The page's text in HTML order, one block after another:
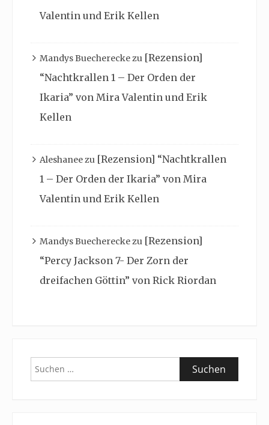
Valentin und Erik Kellen
Mandys Buechereckezu [Rezension]
“Nachtkrallen 1 – Der Orden der
Ikaria” von Mira Valentin und Erik
Kellen
Aleshaneezu [Rezension] “Nachtkrallen
1 – Der Orden der Ikaria” von Mira
Valentin und Erik Kellen
Mandys Buechereckezu [Rezension]
“Percy Jackson 7- Der Zorn der
dreifachen Göttin” von Rick Riordan
Suchen
nach: